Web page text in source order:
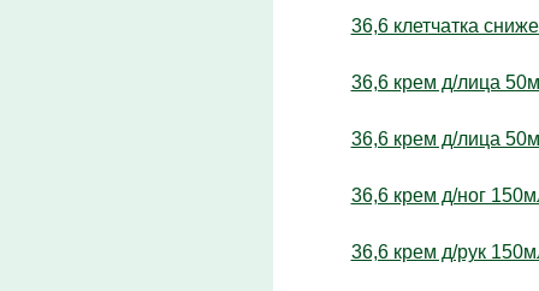
36,6 клетчатка
36,6 крем д/лица
36,6 крем д/лица
36,6 крем д/ног
36,6 крем д/рук